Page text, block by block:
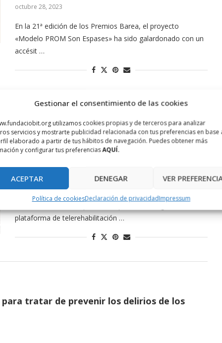
Gestionar el consentimiento de las cookies
utilizamos cookies propias y de terceros para analizar
servicios y mostrarte publicidad relacionada con tus preferencias en base
elaborado a partir de tus hábitos de navegación. Puedes obtener más
y configurar tus preferenciasAQUÍ.
ACEPTAR DENEGAR VER
Política de cookiesDeclaración de privacidadImpressum
octubre 28, 2023
En la 21ª edición de los Premios Barea, el proyecto
«Modelo PROM Son Espases» ha sido galardonado con un
accésit …
El uso de Play for Health en casa crece
considerablemente durante la etapa de
confinamiento
Durante las dos últimas semanas, la Fundación Bit ha
plataforma de telerehabilitación …
tratar de prevenir los delirios de los